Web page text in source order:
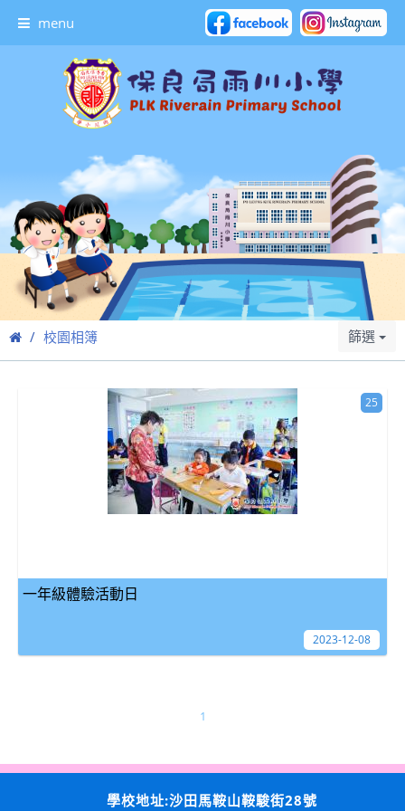
menu
校園相簿 篩選
一年級體驗活動日
25
2023-12-08
1
學校地址:沙田馬鞍山鞍駿街28號